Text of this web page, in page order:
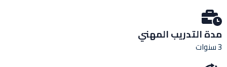
مدة التدريب المهني
3 سنوات